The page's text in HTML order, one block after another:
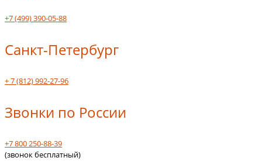
+7 (499) 390-05-88
Санкт-Петербург
+ 7 (812) 992-27-96
Звонки по России
+7 800 250-88-39
(звонок бесплатный)